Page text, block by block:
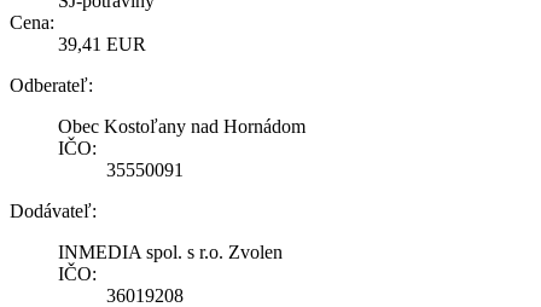
Cena:
39,41 EUR
Odberateľ:
Obec Kostoľany nad Hornádom
IČO:
35550091
Dodávateľ:
INMEDIA spol. s r.o. Zvolen
IČO:
36019208